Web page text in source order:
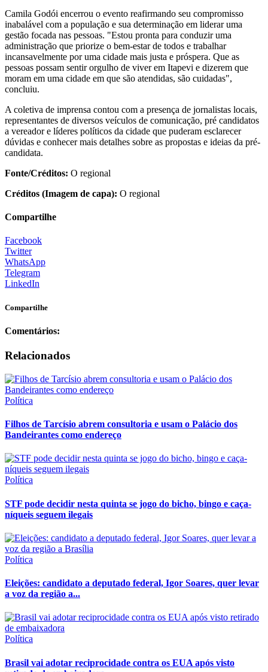
Camila Godói encerrou o evento reafirmando seu compromisso
inabalável com a população e sua determinação em liderar uma
gestão focada nas pessoas. "Estou pronta para conduzir uma
administração que priorize o bem-estar de todos e trabalhar
incansavelmente por uma cidade mais justa e próspera. Que as
pessoas possam sentir orgulho de viver em Itapevi e dizerem que
moram em uma cidade em que são atendidas, são cuidadas",
concluiu.
A coletiva de imprensa contou com a presença de jornalistas locais,
representantes de diversos veículos de comunicação, pré candidatos
a vereador e líderes políticos da cidade que puderam esclarecer
dúvidas e conhecer mais detalhes sobre as propostas e ideias da pré-
candidata.
Fonte/Créditos: O regional
Créditos (Imagem de capa): O regional
Compartilhe
Facebook
Twitter
WhatsApp
Telegram
LinkedIn
Compartilhe
Comentários:
Relacionados
Política
Filhos de Tarcísio abrem consultoria e usam o Palácio dos
Bandeirantes como endereço
Política
STF pode decidir nesta quinta se jogo do bicho, bingo e caça-
níqueis seguem ilegais
Política
Eleições: candidato a deputado federal, Igor Soares, quer levar
a voz da região a...
Política
Brasil vai adotar reciprocidade contra os EUA após visto